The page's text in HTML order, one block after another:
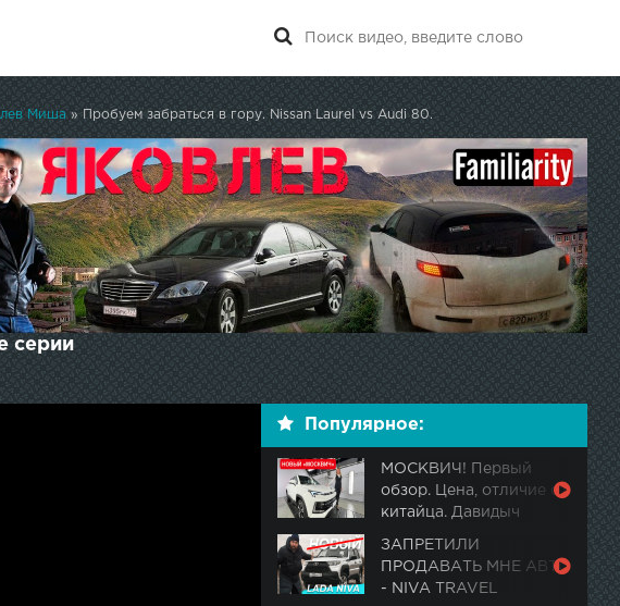
Миша» Пробуем забраться в гору. Nissan Laurel vs Audi 80.
серии
Популярное:
МОСКВИЧ! Первый
обзор. Цена, отличие от
китайца. Давидыч
ЗАПРЕТИЛИ
ПРОДАВАТЬ МНЕ АВТО
- NIVA TRAVEL